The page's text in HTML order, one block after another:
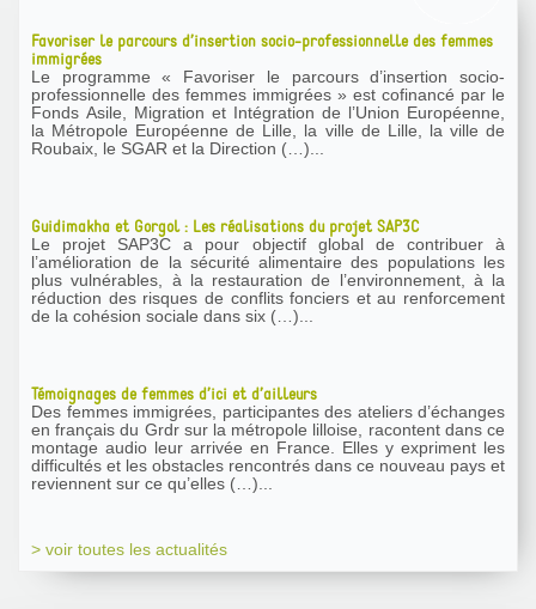
Favoriser le parcours d’insertion socio-professionnelle des femmes
immigrées
Le programme « Favoriser le parcours d’insertion socio-
professionnelle des femmes immigrées » est cofinancé par le
Fonds Asile, Migration et Intégration de l’Union Européenne,
la Métropole Européenne de Lille, la ville de Lille, la ville de
Roubaix, le SGAR et la Direction (…)...
Guidimakha et Gorgol : Les réalisations du projet SAP3C
Le projet SAP3C a pour objectif global de contribuer à
l’amélioration de la sécurité alimentaire des populations les
plus vulnérables, à la restauration de l’environnement, à la
réduction des risques de conflits fonciers et au renforcement
de la cohésion sociale dans six (…)...
Témoignages de femmes d’ici et d’ailleurs
Des femmes immigrées, participantes des ateliers d’échanges
en français du Grdr sur la métropole lilloise, racontent dans ce
montage audio leur arrivée en France. Elles y expriment les
difficultés et les obstacles rencontrés dans ce nouveau pays et
reviennent sur ce qu’elles (…)...
> voir toutes les actualités